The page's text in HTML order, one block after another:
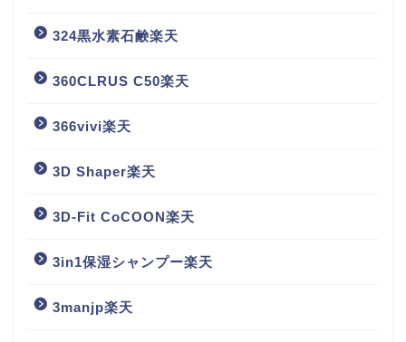
324黒水素石鹸楽天
360CLRUS C50楽天
366vivi楽天
3D Shaper楽天
3D-Fit CoCOON楽天
3in1保湿シャンプー楽天
3manjp楽天